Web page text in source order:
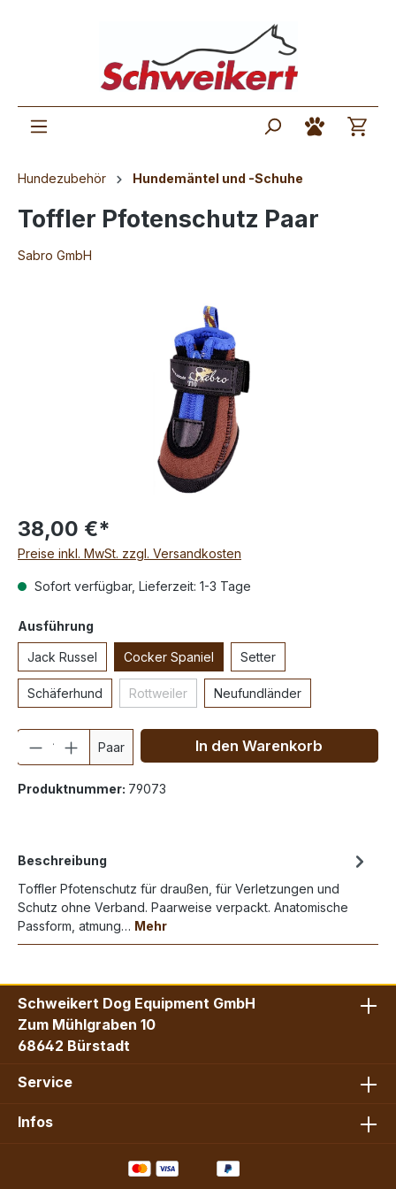
Hundezubehör Hundemäntel und -Schuhe
Toffler Pfotenschutz Paar
Sabro GmbH
38,00 €*
Preise inkl. MwSt. zzgl. Versandkosten
Sofort verfügbar, Lieferzeit: 1-3 Tage
Ausführung
Jack Russel Cocker Spaniel Setter
Schäferhund Rottweiler Neufundländer
Anzahl
Paar In den Warenkorb
Produktnummer: 79073
Beschreibung
Toffler Pfotenschutz für draußen, für Verletzungen und
Schutz ohne Verband. Paarweise verpackt. Anatomische
Passform, atmung… Mehr
Schweikert Dog Equipment GmbH
Zum Mühlgraben 10
68642 Bürstadt
Service
Infos